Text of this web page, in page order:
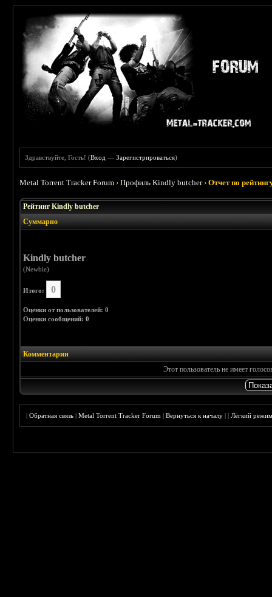
Здравствуйте, Гость! (Вход —Зарегистрироваться)
Metal Torrent Tracker Forum ›Профиль Kindly butcher ›Отчет по
Рейтинг Kindly butcher
Суммарно
Kindly butcher
(Newbie)
Итого: 0
Оценки от пользователей: 0
Оценки сообщений: 0
Комментарии
Этот пользователь не имеет
|Обратная связь |Metal Torrent Tracker Forum |Вернуться к началу ||Лёгкий